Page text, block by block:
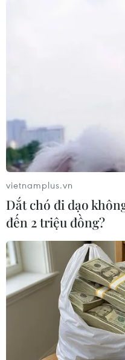
#Brexit #Anh rời EU
#Kinh tế Anh
#Boris
Theo dõi VietnamPlus
vietnamplus.vn
Dắt chó đi dạo
đến 2 triệu đồng?